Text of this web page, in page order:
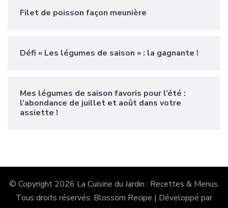
Filet de poisson façon meunière
Défi « Les légumes de saison » : la gagnante !
Mes légumes de saison favoris pour l’été :
l’abondance de juillet et août dans votre
assiette !
© Copyright 2026 La Cuisine du Jardin : Recettes & Menus.
Tous droits réservés. Blossom Recipe | Développé par